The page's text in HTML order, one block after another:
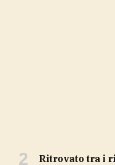
ritrovato tra i